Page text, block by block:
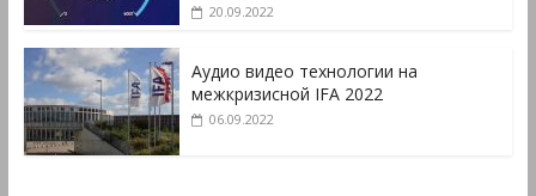
20.09.2022
Аудио видео технологии на
межкризисной IFA 2022
06.09.2022